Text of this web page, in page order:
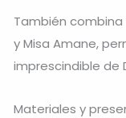
También
y Misa Amane,
imprescindible de
Materiales y